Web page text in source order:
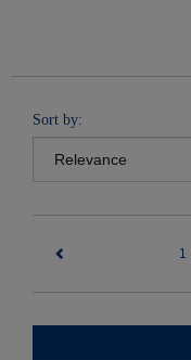
Sort by:
1